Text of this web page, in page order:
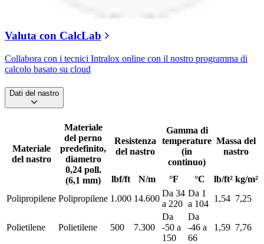
Valuta con CalcLab
Collabora con i tecnici Intralox online con il nostro programma di
calcolo basato su cloud
Dati del nastro
Materiale
del nastro
Materiale
del perno
predefinito,
diametro
0,24 poll.
(6,1 mm)
Resistenza
del nastro
Gamma di
temperature
(in
continuo)
Massa del
nastro
lbf/ft N/m °F °C lb/ft² kg/m²
Polipropilene Polipropilene 1.000 14.600
Da 34
a 220
Da 1
a 104
1,54 7,25
Polietilene Polietilene 500 7.300
Da
-50 a
150
Da
-46 a
66
1,59 7,76